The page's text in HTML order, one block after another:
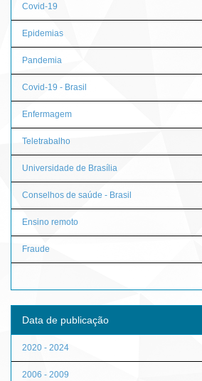
Covid-19
Epidemias
Pandemia
Covid-19 - Brasil
Enfermagem
Teletrabalho
Universidade de Brasília
Conselhos de saúde - Brasil
Ensino remoto
Fraude
Data de publicação
2020 - 2024
2006 - 2009